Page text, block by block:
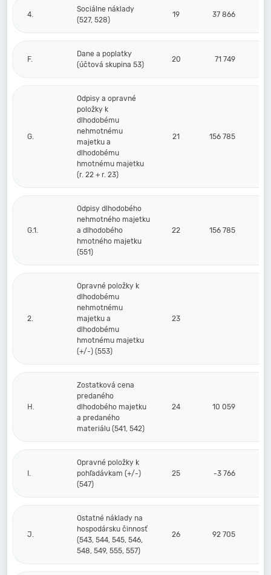
4.
Sociálne náklady
(527, 528)
19 37 866
F.
Dane a poplatky
(účtová skupina 53)
20 71 749
G.
Odpisy a opravné
položky k
dlhodobému
nehmotnému
majetku a
dlhodobému
hmotnému majetku
(r. 22 + r. 23)
21 156 785
G.1.
Odpisy dlhodobého
nehmotného majetku
a dlhodobého
hmotného majetku
(551)
22 156 785
2.
Opravné položky k
dlhodobému
nehmotnému
majetku a
dlhodobému
hmotnému majetku
(+/-) (553)
23
H.
Zostatková cena
predaného
dlhodobého majetku
a predaného
materiálu (541, 542)
24 10 059
I.
Opravné položky k
pohľadávkam (+/-)
(547)
25 -3 766
J.
Ostatné náklady na
hospodársku činnosť
(543, 544, 545, 546,
548, 549, 555, 557)
26 92 705